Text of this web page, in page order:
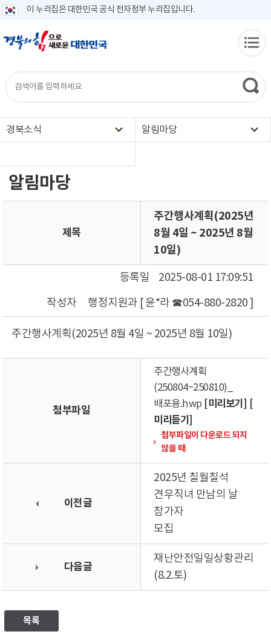
이 누리집은 대한민국 공식 전자정부 누리집입니다.
경북소식 알림마당
알림마당
제목
주간행사계획(2025년
8월 4일 ~ 2025년 8월
10일)
등록일
2025-08-01 17:09:51
작성자
행정지원과 [ 윤*라 ☎054-880-2820 ]
주간행사계획(2025년 8월 4일 ~ 2025년 8월 10일)
첨부파일
주간행사계획
(250804~250810)_
배포용.hwp
[미리보기]
미리듣기]
첨부파일이 다운로드 되지
않을 때
이전글
2025년 칠월칠석
견우직녀 만남의 날
참가자
모집
다음글
재난안전일일상황관리
(8.2.토)
목록